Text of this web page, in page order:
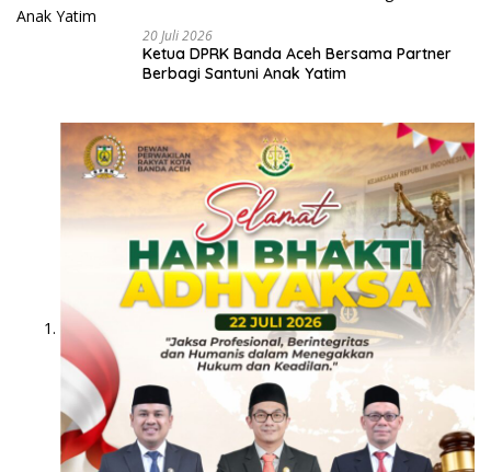
20 Juli 2026
Ketua DPRK Banda Aceh Bersama Partner
Berbagi Santuni Anak Yatim